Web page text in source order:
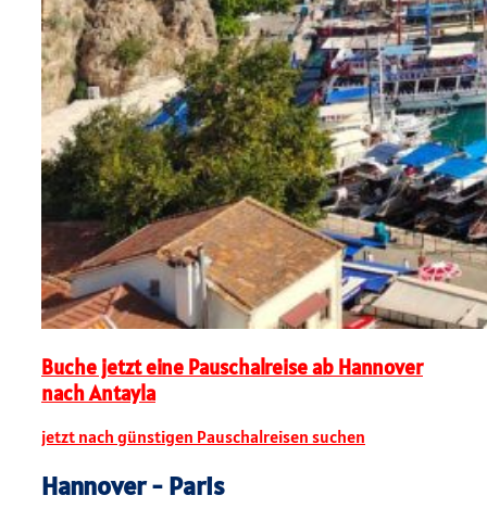
Buche jetzt eine Pauschalreise ab Hannover
nach Antayla
jetzt nach günstigen Pauschalreisen suchen
Hannover - Paris